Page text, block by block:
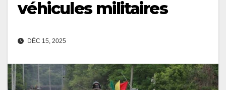
véhicules militaires
DÉC 15, 2025